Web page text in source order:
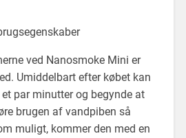
ved Nanosmoke Mini er
Umiddelbart efter købet kan
par minutter og begynde at
brugen af ​​vandpiben så
muligt, kommer den med en